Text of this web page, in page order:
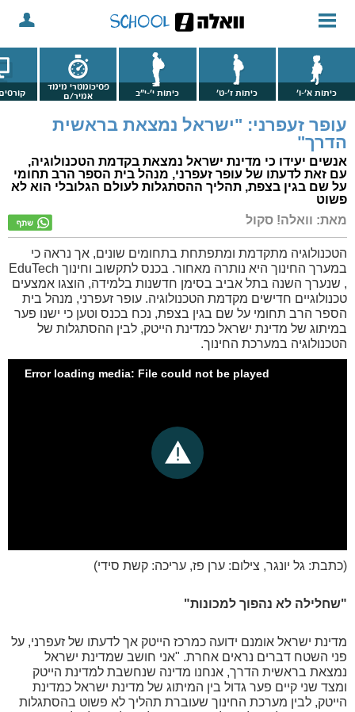
כיתות א'-ו' כיתות ז'-ט' כיתות י'-י"ב
פסיכומטרי מימד
אמיר/ם
עופר זעפרני: "ישראל נמצאת בראשית
הדרך"
אנשים יעידו כי מדינת ישראל נמצאת בקדמת הטכנולוגיה,
עם זאת לדעתו של עופר זעפרני, מנהל בית הספר הרב תחומי
על שם בגין בצפת, תהליך ההסתגלות לעולם הגלובלי הוא לא
פשוט
מאת: וואלה! סקול
הטכנולוגיה מתקדמת ומתפתחת בתחומים שונים, אך נראה כי
במערך החינוך היא נותרה מאחור. בכנס לתקשוב וחינוך EduTech
, שנערך השנה בתל אביב בסימן חדשנות בלמידה, הוצגו אמצעים
טכנולוגיים חדישים מקדמת הטכנולוגיה. עופר זעפרני, מנהל בית
הספר הרב תחומי על שם בגין בצפת, נכח בכנס וטען כי ישנו פער
במיתוג של מדינת ישראל כמדינת הייטק, לבין ההסתגלות של
הטכנולוגיה במערכת החינוך.
Error loading media: File could not be played
(כתבת: גל יונגר, צילום: ערן פז, עריכה: קשת סידי)
"שחלילה לא נהפוך למכונות"
מדינת ישראל אומנם ידועה כמרכז הייטק אך לדעתו של זעפרני, על
פני השטח דברים נראים אחרת. "אני חושב שמדינת ישראל
נמצאת בראשית הדרך, אנחנו מדינה שנחשבת למדינת הייטק
ומצד שני קיים פער גדול בין המיתוג של מדינת ישראל כמדינת
הייטק, לבין מערכת החינוך שעוברת תהליך לא פשוט בהסתגלות